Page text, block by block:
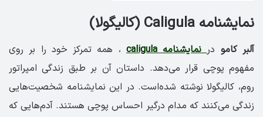
نمایشنامه Caligula (کالیگولا)
آلبر کامو درنمایشنامه caligula
، همه تمرکز خود را بر روی
مفهوم پوچی قرار می‌دهد. داستان آن بر طبق زندگی امپراتور
روم، کالیگولا نوشته شده‌است. در این نمایشنامه شخصیت‌هایی
زندگی می‌کنند که مدام درگیر احساس پوچی هستند. آدم‌هایی که